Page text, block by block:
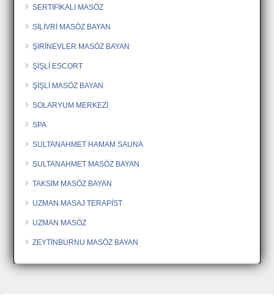
SERTİFİKALI MASÖZ
SİLİVRİ MASÖZ BAYAN
ŞİRİNEVLER MASÖZ BAYAN
ŞİŞLİ ESCORT
ŞİŞLİ MASÖZ BAYAN
SOLARYUM MERKEZİ
SPA
SULTANAHMET HAMAM SAUNA
SULTANAHMET MASÖZ BAYAN
TAKSİM MASÖZ BAYAN
UZMAN MASAJ TERAPİST
UZMAN MASÖZ
ZEYTİNBURNU MASÖZ BAYAN